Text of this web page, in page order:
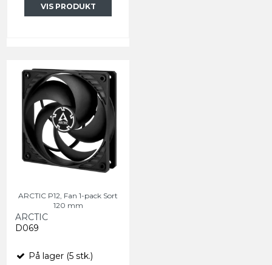
VIS PRODUKT
ARCTIC P12, Fan 1-pack Sort
120 mm
ARCTIC
D069
På lager (5 stk.)